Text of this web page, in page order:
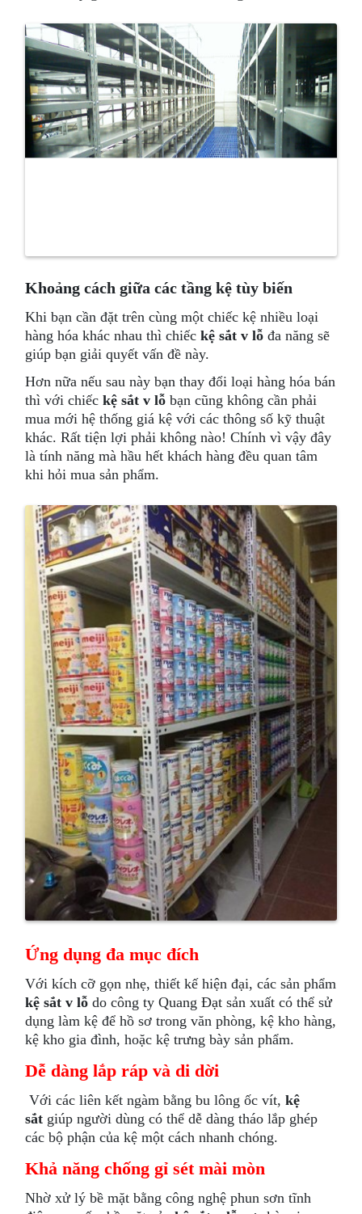
Khoảng cách giữa các tầng kệ tùy biến
Khi bạn cần đặt trên cùng một chiếc kệ nhiều loại
hàng hóa khác nhau thì chiếckệ sắt v lỗ đa năng sẽ
giúp bạn giải quyết vấn đề này.
Hơn nữa nếu sau này bạn thay đổi loại hàng hóa bán
thì với chiếckệ sắt v lỗbạn cũng không cần phải
mua mới hệ thống giá kệ với các thông số kỹ thuật
khác. Rất tiện lợi phải không nào! Chính vì vậy đây
là tính năng mà hầu hết khách hàng đều quan tâm
khi hỏi mua sản phẩm.
Ứng dụng đa mục đích
Với kích cỡ gọn nhẹ, thiết kế hiện đại, các sản phẩm
kệ sắt v lỗ do công ty Quang Đạt sản xuất có thể sử
dụng làm kệ để hồ sơ trong văn phòng, kệ kho hàng,
kệ kho gia đình, hoặc kệ trưng bày sản phẩm.
Dễ dàng lắp ráp và di dời
Với các liên kết ngàm bằng bu lông ốc vít,kệ
sắt giúp người dùng có thể dễ dàng tháo lắp ghép
các bộ phận của kệ một cách nhanh chóng.
Khả năng chống gỉ sét mài mòn
Nhờ xử lý bề mặt bằng công nghệ phun sơn tĩnh